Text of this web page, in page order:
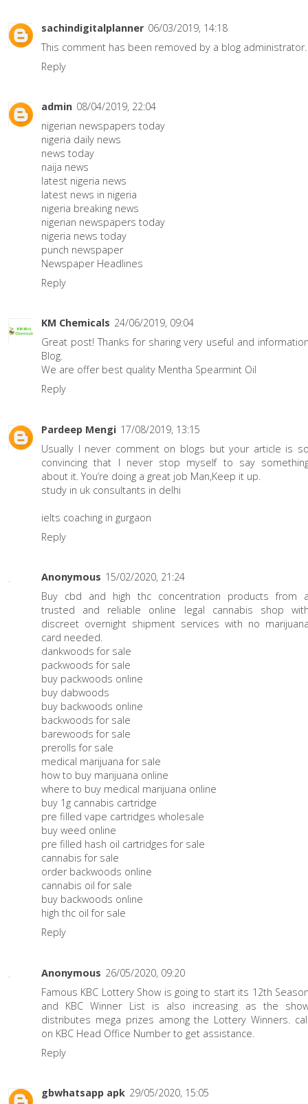
sachindigitalplanner 06/03/2019, 14:18
This comment has been removed by a blog administrator.
Reply
admin 08/04/2019, 22:04
nigerian newspapers today
nigeria daily news
news today
naija news
latest nigeria news
latest news in nigeria
nigeria breaking news
nigerian newspapers today
nigeria news today
punch newspaper
Newspaper Headlines
Reply
KM Chemicals 24/06/2019, 09:04
Great post! Thanks for sharing very useful and
Blog.
We are offer best quality Mentha Spearmint Oil
Reply
Pardeep Mengi 17/08/2019, 13:15
Usually I never comment on blogs but your article is
convincing that I never stop myself to say
about it. You’re doing a great job Man,Keep it up.
study in uk consultants in delhi
ielts coaching in gurgaon
Reply
Anonymous 15/02/2020, 21:24
Buy cbd and high thc concentration products from
trusted and reliable online legal cannabis shop
discreet overnight shipment services with no
card needed.
dankwoods for sale
packwoods for sale
buy packwoods online
buy dabwoods
buy backwoods online
backwoods for sale
barewoods for sale
prerolls for sale
medical marijuana for sale
how to buy marijuana online
where to buy medical marijuana online
buy 1g cannabis cartridge
pre filled vape cartridges wholesale
buy weed online
pre filled hash oil cartridges for sale
cannabis for sale
order backwoods online
cannabis oil for sale
buy backwoods online
high thc oil for sale
Reply
Anonymous 26/05/2020, 09:20
Famous KBC Lottery Show is going to start its 12th
and KBC Winner List is also increasing as the
distributes mega prizes among the Lottery Winners.
on KBC Head Office Numberto get assistance.
Reply
gbwhatsapp apk 29/05/2020, 15:05